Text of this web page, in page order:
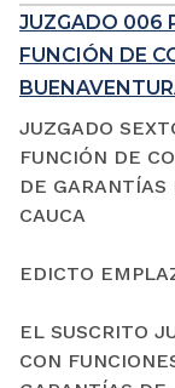
JUZGADO 006
FUNCIÓN DE
JUZGADO
FUNCIÓN DE
DE
CAUCA
EDICTO
EL SUSCRITO
CON